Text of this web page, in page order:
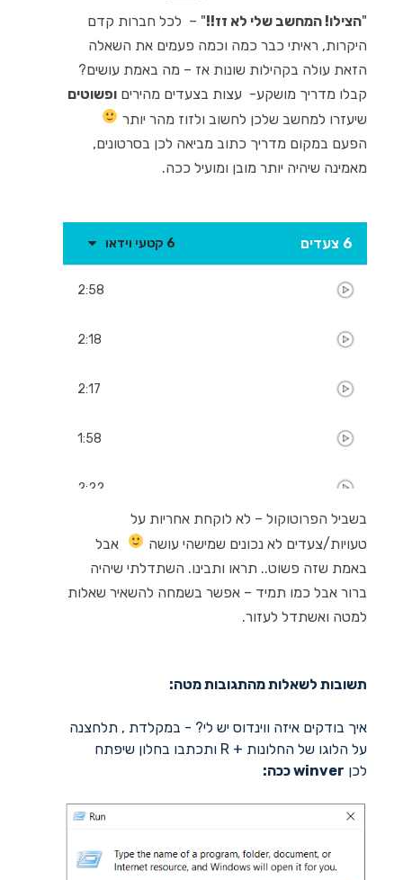
"הצילו! המחשב שלי לא זז!!" – לכל חברות קדם
היקרות, ראיתי כבר כמה וכמה פעמים את השאלה
הזאת עולה בקהילות שונות אז – מה באמת עושים?
קבלו מדריך מושקע- עצות בצעדים מהירים ופשוטים
שיעזרו למחשב שלכן לחשוב ולזוז מהר יותר
הפעם במקום מדריך כתוב מביאה לכן בסרטונים,
מאמינה שיהיה יותר מובן ומועיל ככה.
6 צעדים 6 קטעי וידאו
2:58
2:18
2:17
1:58
2:22
למתקדמות - שירותים 2:14
בשביל הפרוטוקול – לא לוקחת אחריות על
טעויות/צעדים לא נכונים שמישהי עושה
אבל
באמת שזה פשוט.. תראו ותבינו. השתדלתי שיהיה
ברור אבל כמו תמיד – אפשר בשמחה להשאיר שאלות
למטה ואשתדל לעזור.
תשובות לשאלות מהתגובות מטה:
איך בודקים איזה ווינדוס יש לי? - במקלדת , תלחצנה
על הלוגו של החלונות + R ותכתבו בחלון שיפתח
לכן winver ככה: